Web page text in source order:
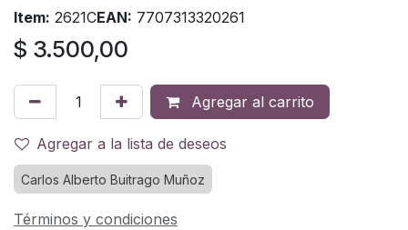
Item: 2621CEAN: 7707313320261
$ 3.500,00
Agregar al carrito
Agregar a la lista de deseos
Carlos Alberto Buitrago Muñoz
Términos y condiciones